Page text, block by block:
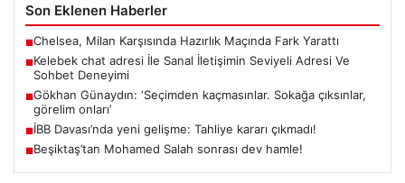
Son Eklenen Haberler
■Chelsea, Milan Karşısında Hazırlık Maçında Fark Yarattı
■Kelebek chat adresi İle Sanal İletişimin Seviyeli Adresi Ve
Sohbet Deneyimi
■Gökhan Günaydın: ‘Seçimden kaçmasınlar. Sokağa çıksınlar,
görelim onları’
■İBB Davası’nda yeni gelişme: Tahliye kararı çıkmadı!
■Beşiktaş’tan Mohamed Salah sonrası dev hamle!